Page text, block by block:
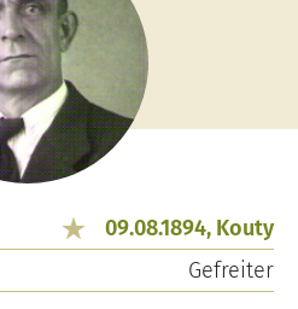
09.08.1894, Kouty
Gefreiter